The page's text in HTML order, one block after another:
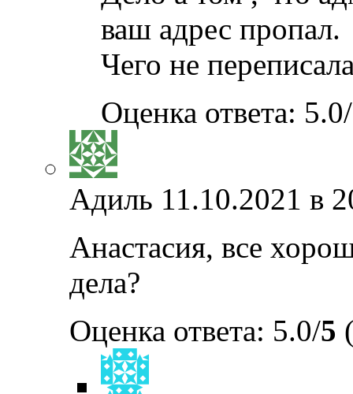
ваш адрес пропал.
Чего не
Оценка ответа: 5.0/
Адиль 11.10.2021 в
Анастасия, все
дела?
Оценка ответа: 5.0/5